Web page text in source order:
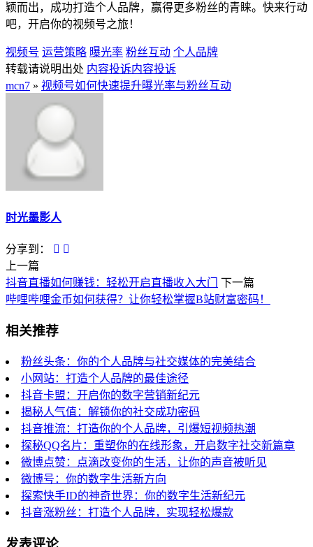
颖而出，成功打造个人品牌，赢得更多粉丝的青睐。快来行动
吧，开启你的视频号之旅！
视频号 运营策略 曝光率 粉丝互动 个人品牌
转载请说明出处 内容投诉内容投诉
mcn7 » 视频号如何快速提升曝光率与粉丝互动
时光墨影人
分享到：
上一篇
抖音直播如何赚钱：轻松开启直播收入大门
下一篇
哔哩哔哩金币如何获得？让你轻松掌握B站财富密码！
相关推荐
粉丝头条：你的个人品牌与社交媒体的完美结合
小网站：打造个人品牌的最佳途径
抖音卡盟：开启你的数字营销新纪元
揭秘人气值：解锁你的社交成功密码
抖音推流：打造你的个人品牌，引爆短视频热潮
探秘QQ名片：重塑你的在线形象，开启数字社交新篇章
微博点赞：点滴改变你的生活，让你的声音被听见
微博号：你的数字生活新方向
探索快手ID的神奇世界：你的数字生活新纪元
抖音涨粉丝：打造个人品牌，实现轻松爆款
发表评论